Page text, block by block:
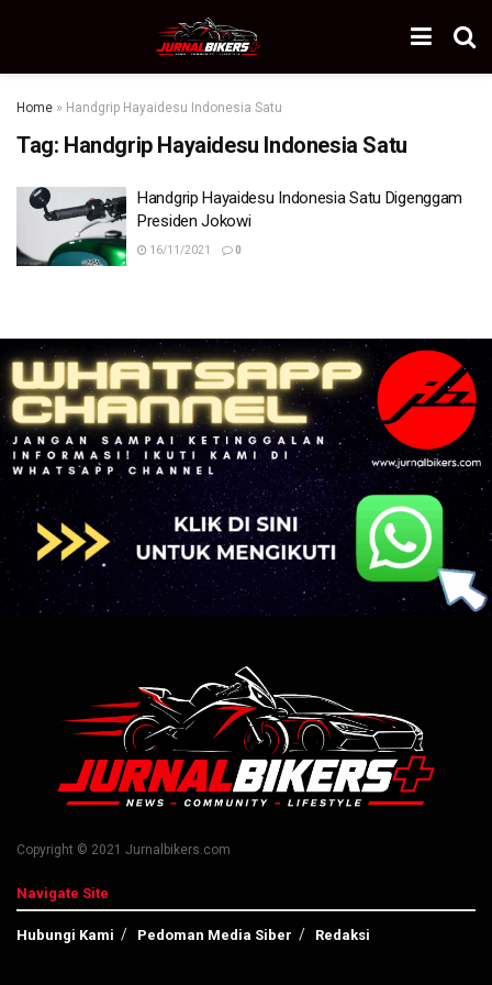
Home » Handgrip Hayaidesu Indonesia Satu
Tag: Handgrip Hayaidesu Indonesia Satu
Handgrip Hayaidesu Indonesia Satu Digenggam
Presiden Jokowi
16/11/2021 0
Copyright © 2021 Jurnalbikers.com
Navigate Site
Hubungi Kami Pedoman Media Siber Redaksi